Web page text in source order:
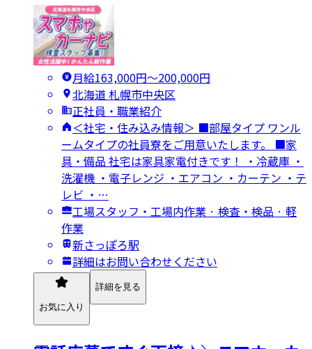
月給163,000円〜200,000円
北海道 札幌市中央区
正社員・職業紹介
＜社宅・住み込み情報＞ ■部屋タイプ ワンル
ームタイプの社員寮をご用意いたします。 ■家
具・備品 社宅は家具家電付きです！ ・冷蔵庫 ・
洗濯機 ・電子レンジ ・エアコン ・カーテン ・テ
レビ ・…
工場スタッフ・工場内作業 · 検査・検品 · 軽
作業
新さっぽろ駅
詳細はお問い合わせください
お気に入り
詳細を見る